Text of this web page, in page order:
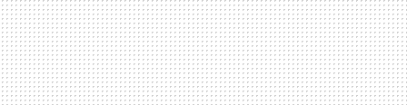
MAIL